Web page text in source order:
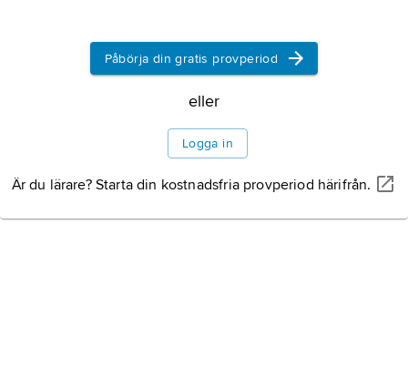
Påbörja din gratis provperiod
eller
Logga in
Är du lärare? Starta din kostnadsfria provperiod härifrån.